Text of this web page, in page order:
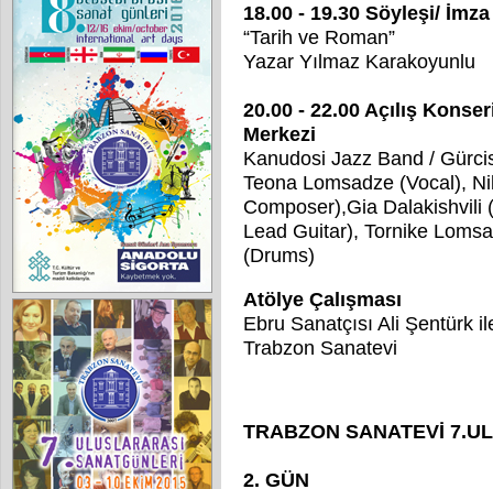
18.00 - 19.30 Söyleşi/
“Tarih ve Roman”
Yazar Yılmaz Karakoyunlu
20.00 - 22.00 Açılış
Merkezi
Kanudosi Jazz Band /
Teona Lomsadze (Vocal),
Composer),Gia Dalakishvili
Lead Guitar), Tornike
(Drums)
Atölye Çalışması
Ebru Sanatçısı Ali Şentürk
Trabzon Sanatevi
TRABZON SANATEVİ
2. GÜN